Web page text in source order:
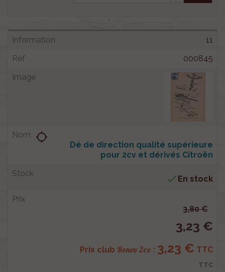
11
000845
Dé de direction qualité supérieure
pour 2cv et dérivés Citroën
location_searching
 En stock
3,80 €
3,23 €
Prix club Renov 2cv : 3,23 € TTC
TTC